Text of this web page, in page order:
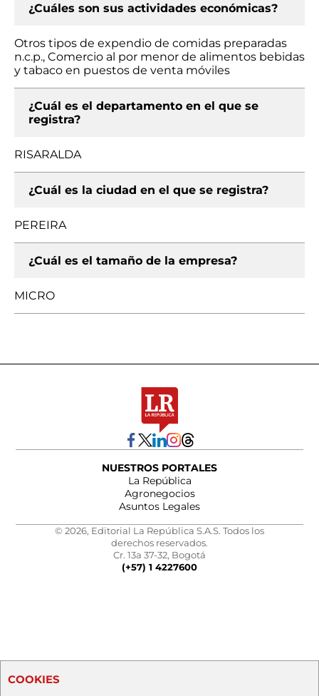
¿Cuáles son sus actividades económicas?
Otros tipos de expendio de comidas preparadas
n.c.p., Comercio al por menor de alimentos bebidas
y tabaco en puestos de venta móviles
¿Cuál es el departamento en el que se
registra?
RISARALDA
¿Cuál es la ciudad en el que se registra?
PEREIRA
¿Cuál es el tamaño de la empresa?
MICRO
NUESTROS PORTALES
La República
Agronegocios
Asuntos Legales
© 2026, Editorial La República S.A.S. Todos los
derechos reservados.
Cr. 13a 37-32, Bogotá
(+57) 1 4227600
COOKIES